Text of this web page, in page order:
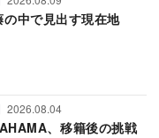
の中で見出す現在地
2026.08.04
、移籍後の挑戦